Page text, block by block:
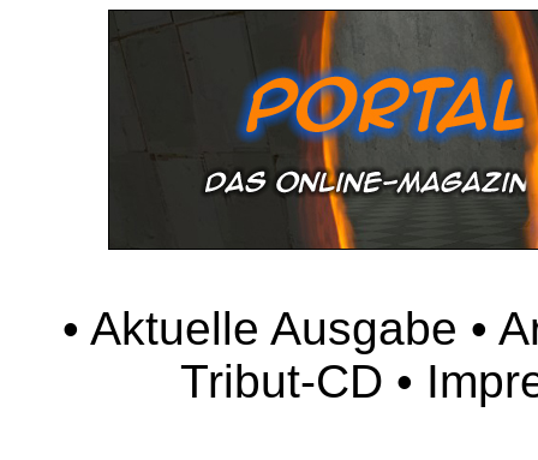
• Aktuelle Ausgabe •
Tribut-CD •